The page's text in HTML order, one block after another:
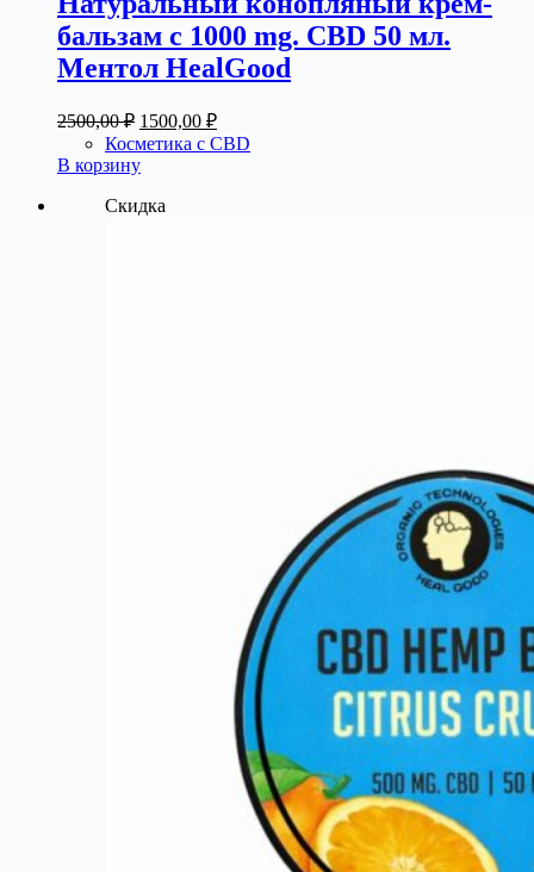
бальзам с 1000 mg. CBD 50 мл.
Ментол HealGood
2500,00₽ Первоначальная
цена
составляла
1500,00 ₽Текущая
цена:
Косметика с CBD
В корзину
Скидка